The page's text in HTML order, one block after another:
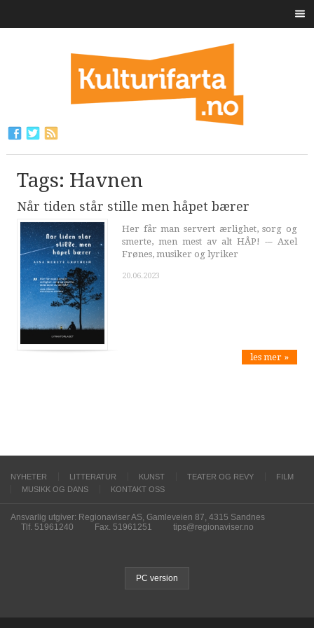
Tags: Havnen
Når tiden står stille men håpet bærer
Her får man servert ærlighet, sorg og
smerte, men mest av alt HÅP! -– Axel
Frønes, musiker og lyriker
20.06.2023
les mer »
NYHETER LITTERATUR KUNST TEATER OG REVY
FILM
MUSIKK OG DANS
KONTAKT OSS
Ansvarlig utgiver: Regionaviser AS, Gamleveien 87, 4315 Sandnes
Tlf. 51961240
Fax. 51961251 tips@regionaviser.no
PC version